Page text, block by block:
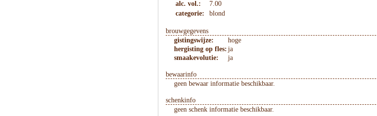
alc. vol.:
7.00
categorie:
blond
brouwgegevens
gistingswijze:
hoge
hergisting op fles: ja
smaakevolutie:
ja
bewaarinfo
geen bewaar informatie beschikbaar.
schenkinfo
geen schenk informatie beschikbaar.